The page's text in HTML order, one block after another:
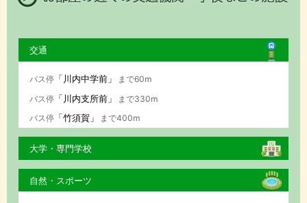
交通
バス停「川内中学前」
まで60m
バス停「川内支所前」
まで330m
バス停「竹須賀」 まで400m
大学・専門学校
自然・スポーツ